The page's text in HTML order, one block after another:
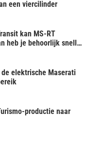
een viercilinder
kan MS-RT
heb je behoorlijk snelle
elektrische Maserati
productie naar